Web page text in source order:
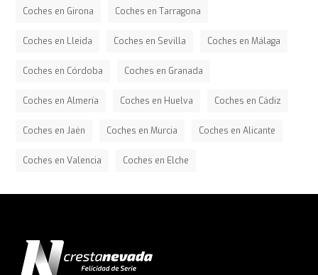
Coches en Girona Coches en Tarragona
Coches en Lleida Coches en Sevilla Coches en Málaga
Coches en Córdoba Coches en Granada
Coches en Almería Coches en Huelva Coches en Cádiz
Coches en Jaén Coches en Murcia Coches en Alicante
Coches en Valencia Coches en Elche